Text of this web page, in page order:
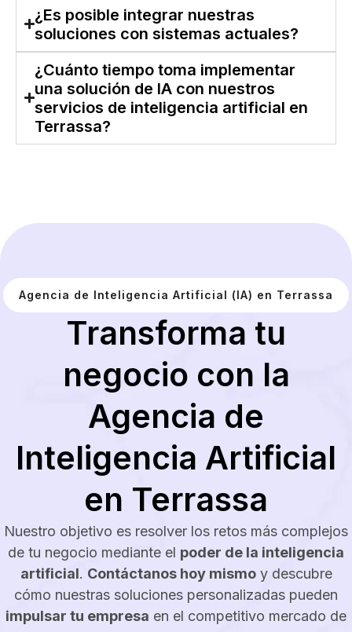
¿Es posible integrar nuestras
soluciones con sistemas actuales?
¿Cuánto tiempo toma implementar
una solución de IA con nuestros
servicios de inteligencia artificial en
Terrassa?
Agencia de Inteligencia Artificial (IA) en Terrassa
Transforma tu
negocio con la
Agencia de
Inteligencia Artificial
en Terrassa
Nuestro objetivo es resolver los retos más complejos
de tu negocio mediante el poder de la inteligencia
artificial. Contáctanos hoy mismoy descubre
cómo nuestras soluciones personalizadas pueden
impulsar tu empresa en el competitivo mercado de